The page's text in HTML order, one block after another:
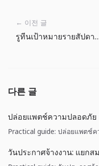
← 이전 글
รูทีนเป้าหมายรายสัปดาห์ในสารานุกรมปลา The Big One
다른 글
ปล่อยแพตช์ความปลอดภัย
Practical guide: ปล่อยแพตช์
วันประกาศจ้างงาน: แยกส